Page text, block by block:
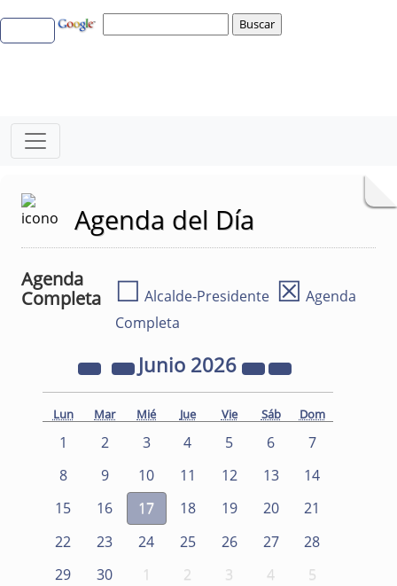
Agenda del Día
Agenda
Completa
☐ Alcalde-Presidente ☒ Agenda
Completa
Junio 2026
Lun Mar Mié Jue Vie Sáb Dom
1 2 3 4 5 6
7
8
9 10 11 12 13
14
15
16 17 18 19 20
21
22
23 24 25 26 27
28
29
30 1 2 3 4 5